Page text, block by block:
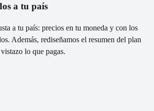
a tu país
a tu país: precios en tu moneda y con los
Además, rediseñamos el resumen del plan
lo que pagas.